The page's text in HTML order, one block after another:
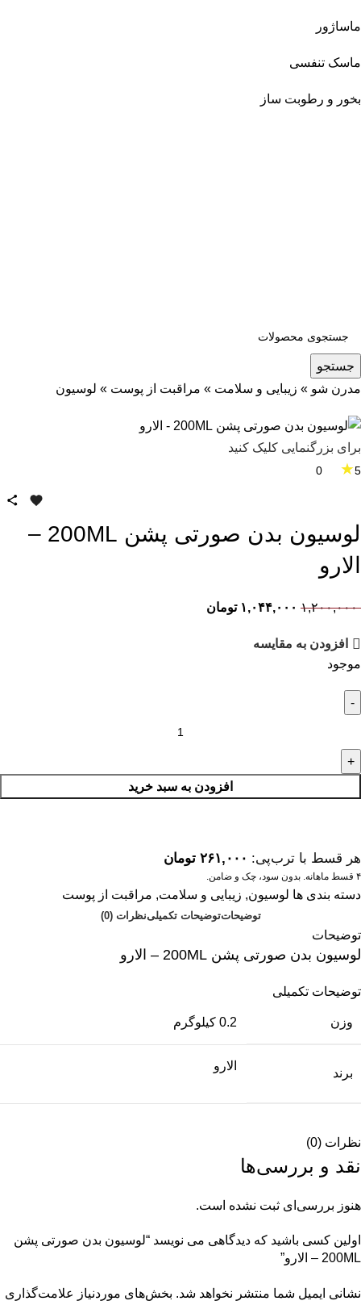
ماساژور
ماسک تنفسی
بخور و رطوبت ساز
جستجو
مدرن شو » زیبایی و سلامت » مراقبت از پوست » لوسیون
برای بزرگنمایی کلیک کنید
5
★
لوسیون بدن صورتی پشن 200ML –
الارو
۱,۲۰۰,۰۰۰ ۱,۰۴۴,۰۰۰ تومان
افزودن به مقایسه
موجود
افزودن به سبد خرید
هر قسط با ترب‌پی: ۲۶۱,۰۰۰ تومان
۴ قسط ماهانه. بدون سود، چک و ضامن.
دسته بندی ها لوسیون, زیبایی و سلامت, مراقبت از پوست
توضیحاتتوضیحات تکمیلینظرات (0)
توضیحات
لوسیون بدن صورتی پشن 200ML – الارو
توضیحات تکمیلی
وزن 0.2 کیلوگرم
برند
الارو
نظرات (0)
نقد و بررسی‌ها
هنوز بررسی‌ای ثبت نشده است.
اولین کسی باشید که دیدگاهی می نویسد “لوسیون بدن صورتی پشن
200ML – الارو”
نشانی ایمیل شما منتشر نخواهد شد. بخش‌های موردنیاز علامت‌گذاری